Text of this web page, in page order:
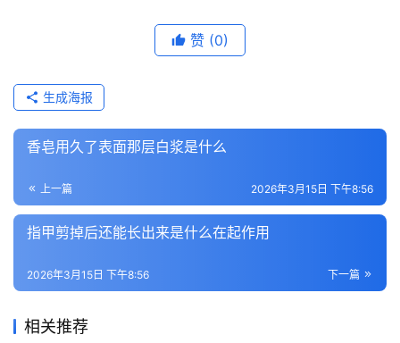
赞 (0)
生成海报
香皂用久了表面那层白浆是什么
上一篇 2026年3月15日 下午8:56
指甲剪掉后还能长出来是什么在起作用
下一篇
2026年3月15日 下午8:56
相关推荐